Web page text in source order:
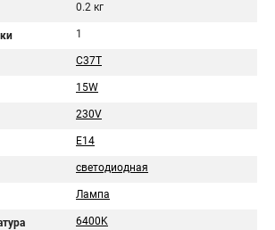
0.2 кг
1
C37T
15W
230V
E14
светодиодная
Лампа
6400K